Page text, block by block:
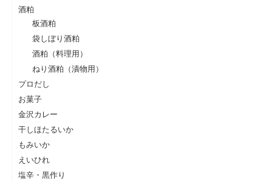
酒粕
板酒粕
袋しぼり酒粕
酒粕（料理用）
ねり酒粕（漬物用）
プロだし
お菓子
金沢カレー
干しほたるいか
もみいか
えいひれ
塩辛・黒作り